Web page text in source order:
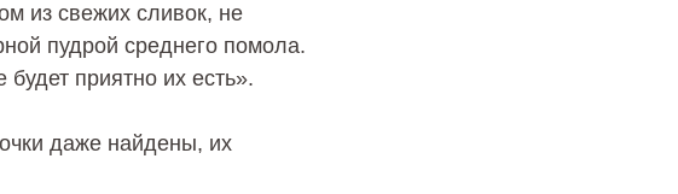
из свежих сливок, не
пудрой среднего помола.
приятно их есть».
даже найдены, их